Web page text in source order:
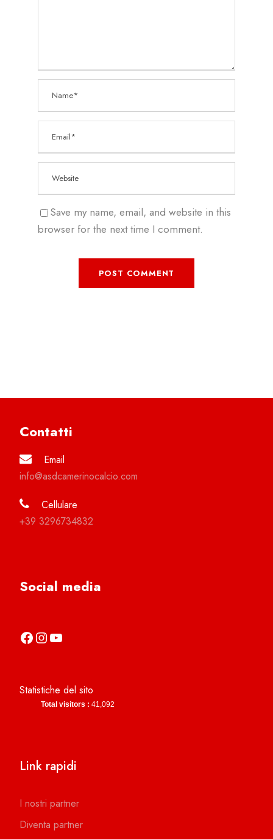
Save my name, email, and website in this
browser for the next time I comment.
Contatti
Email
info@asdcamerinocalcio.com
Cellulare
+39 3296734832
Social media
https://it-it.facebook.com/asdcamerinocalcio https://www.instagram.com/camerinocalcio/ https://www.youtube.com/channel/UCl4n2co-g2dZSKsLZ-lZy9g
Statistiche del sito
Total visitors : 41,092
Link rapidi
I nostri partner
Diventa partner